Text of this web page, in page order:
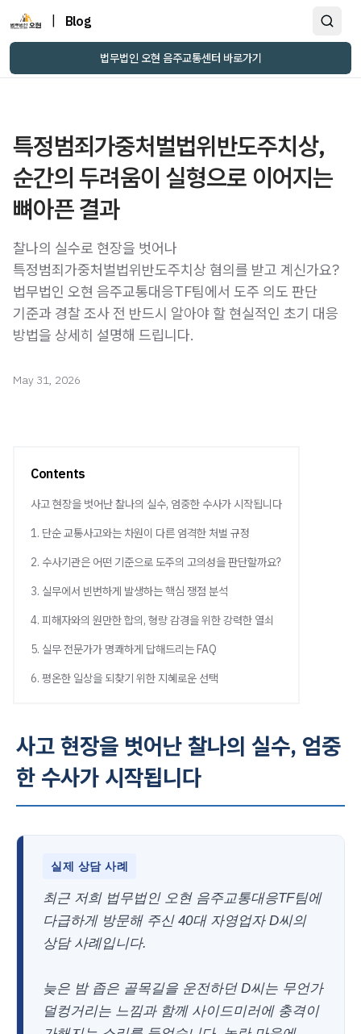
Blog
법무법인 오현 음주교통센터 바로가기
특정범죄가중처벌법위반도주치상,
순간의 두려움이 실형으로 이어지는
뼈아픈 결과
찰나의 실수로 현장을 벗어나
특정범죄가중처벌법위반도주치상 혐의를 받고 계신가요?
법무법인 오현 음주교통대응TF팀에서 도주 의도 판단
기준과 경찰 조사 전 반드시 알아야 할 현실적인 초기 대응
방법을 상세히 설명해 드립니다.
May 31, 2026
Contents
사고 현장을 벗어난 찰나의 실수, 엄중한 수사가 시작됩니다
1. 단순 교통사고와는 차원이 다른 엄격한 처벌 규정
2. 수사기관은 어떤 기준으로 도주의 고의성을 판단할까요?
3. 실무에서 빈번하게 발생하는 핵심 쟁점 분석
4. 피해자와의 원만한 합의, 형량 감경을 위한 강력한 열쇠
5. 실무 전문가가 명쾌하게 답해드리는 FAQ
6. 평온한 일상을 되찾기 위한 지혜로운 선택
사고 현장을 벗어난 찰나의 실수, 엄중
한 수사가 시작됩니다
실제 상담 사례
최근 저희 법무법인 오현 음주교통대응TF팀에
다급하게 방문해 주신 40대 자영업자 D씨의
상담 사례입니다.
늦은 밤 좁은 골목길을 운전하던 D씨는 무언가
덜컹거리는 느낌과 함께 사이드미러에 충격이